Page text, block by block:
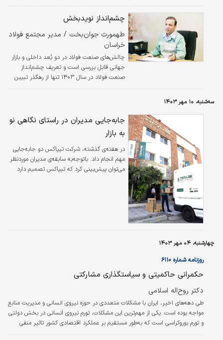
چشم‌انداز نویدبخش
طهمورث جوان‌بخت / مدیر مجتمع فولاد
خراسان
چالش‌های صنعت فولاد در دو بُعد داخلی و بازار
جهانی قابل بررسی است و تعریف چشم‌انداز
صنعت فولاد در سال ۱۴۰۳ تنها از رهگذر تبیین
سبد محصولات از جمله تعیین قیمت میلگرد،
تیرآهن، ورق و سایر محصولات نهایی فولادی به
شکل‌های گوناگون می‌تواند موثر باشد.
سه‌شنبه، ۱۰ مهر ۱۴۰۳
جابه‌جایی مدیران در راستای نگاهی نو
به بازار
در هفته‌ی گذشته، شرکت تیپاکس دو جابه‌جایی
مهم انجام داد. با‌توجه‌به سابقه‌ی مدیران موردنظر
می‌توان پیش‌بینی کرد که تیپاکس تصمیم دارد
چهارشنبه، ۰۴ مهر ۱۴۰۳
روزنامه شماره ۶۱۱۰
حکمرانی حاکمیتی و سیاستگذاری مشارکتی
دکتر روح‌اله اسلامی
طی دهه‌های اخیر، ایران با مشکلات متعددی در حوزه نیروی انسانی و مدیریت منابع
مواجه بوده است. یکی از مهم‌ترین این مشکلات، تورم نیروی انسانی در بخش دولتی
و تورم بوروکراسی است که به‌طور مستقیم بر عملکرد اقتصادی کشور تاثیر منفی